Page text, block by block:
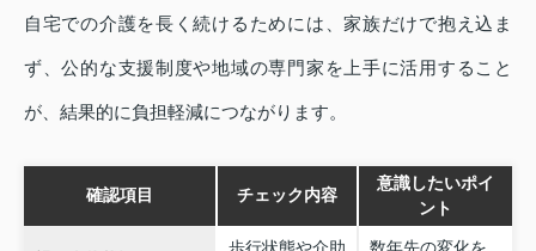
自宅での介護を長く続けるためには、家族だけで抱え込ま
ず、公的な支援制度や地域の専門家を上手に活用すること
が、結果的に負担軽減につながります。
確認項目 チェック内容
意識したいポイ
ント